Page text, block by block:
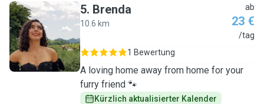
B
5. Brenda
10.6 km
ab
23 €
/tag
1 Bewertung
A loving home away from home for your
furry friend 🐾
Kürzlich aktualisierter Kalender